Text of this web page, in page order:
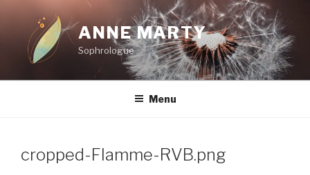
contenu
principal
ANNE MARTY
Sophrologue
Menu
cropped-Flamme-RVB.png